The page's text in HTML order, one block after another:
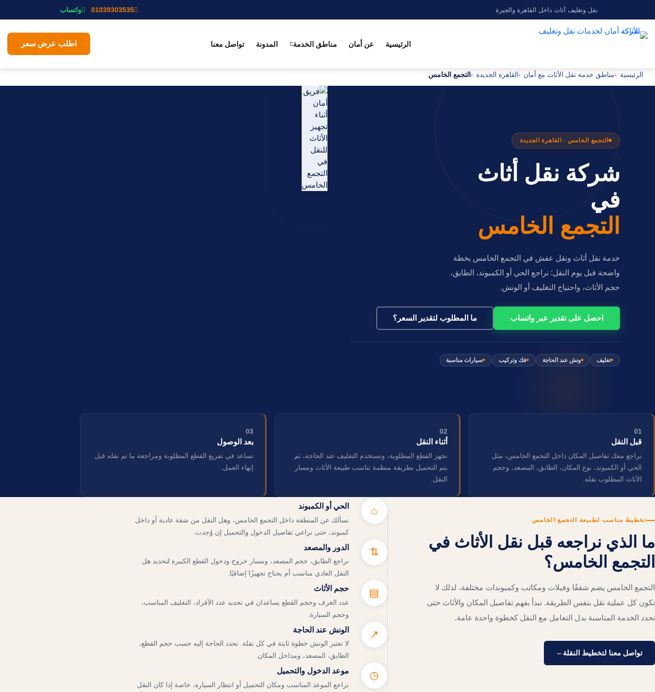
نقل وتغليف أثاث داخل القاهرة والجيزة 01039303535 واتساب
الرئيسية عن أمان مناطق الخدمة المدونة تواصل معنا اطلب عرض سعر
الرئيسية مناطق خدمة نقل الأثاث مع أمان القاهرة الجديدة التجمع الخامس
التجمع الخامس · القاهرة الجديدة
شركة نقل أثاث
في
التجمع الخامس
خدمة نقل أثاث ونقل عفش في التجمع الخامس بخطة
واضحة قبل يوم النقل: نراجع الحي أو الكمبوند، الطابق،
حجم الأثاث، واحتياج التغليف أو الونش.
احصل على تقدير عبر واتساب ما المطلوب لتقدير السعر؟
تغليف ونش عند الحاجة فك وتركيب سيارات مناسبة
01
قبل النقل
نراجع معك تفاصيل المكان داخل التجمع الخامس، مثل
الحي أو الكمبوند، نوع المكان، الطابق، المصعد، وحجم
الأثاث المطلوب نقله.
02
أثناء النقل
نجهز القطع المطلوبة، ونستخدم التغليف عند الحاجة، ثم
يتم التحميل بطريقة منظمة تناسب طبيعة الأثاث ومسار
النقل.
03
بعد الوصول
نساعد في تفريغ القطع المطلوبة ومراجعة ما تم نقله قبل
إنهاء العمل.
تخطيط مناسب لطبيعة التجمع الخامس
ما الذي نراجعه قبل نقل الأثاث في
التجمع الخامس؟
التجمع الخامس يضم شققًا وفيلات ومكاتب وكمبوندات مختلفة، لذلك لا
تكون كل عملية نقل بنفس الطريقة. نبدأ بفهم تفاصيل المكان والأثاث حتى
نحدد الخدمة المناسبة بدل التعامل مع النقل كخطوة واحدة عامة.
تواصل معنا لتخطيط النقلة
⌂ الحي أو الكمبوند
نسألك عن المنطقة داخل التجمع الخامس، وهل النقل من شقة عادية أو داخل
كمبوند، حتى نراعي تفاصيل الدخول والتحميل إن وُجدت.
⇅ الدور والمصعد
نراجع الطابق، حجم المصعد، ومسار خروج ودخول القطع الكبيرة لتحديد هل
النقل العادي مناسب أم يحتاج تجهيزًا إضافيًا.
▤ حجم الأثاث
عدد الغرف وحجم القطع يساعدان في تحديد عدد الأفراد، التغليف المناسب،
وحجم السيارة.
↗ الونش عند الحاجة
لا نعتبر الونش خطوة ثابتة في كل نقلة. نحدد الحاجة إليه حسب حجم القطع،
الطابق، المصعد، ومداخل المكان.
◷ موعد الدخول والتحميل
نراجع الموعد المناسب ومكان التحميل أو انتظار السيارة، خاصة إذا كان النقل